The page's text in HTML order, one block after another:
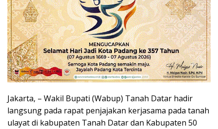
Jakarta, – Wakil Bupati (Wabup) Tanah Datar hadir
langsung pada rapat penjajakan kerjasama pada tanah
ulayat di kabupaten Tanah Datar dan Kabupaten 50